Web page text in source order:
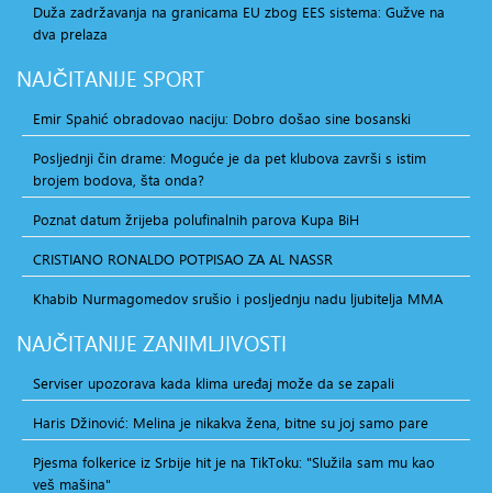
Duža zadržavanja na granicama EU zbog EES sistema: Gužve na
dva prelaza
NAJČITANIJE SPORT
Emir Spahić obradovao naciju: Dobro došao sine bosanski
Posljednji čin drame: Moguće je da pet klubova završi s istim
brojem bodova, šta onda?
Poznat datum žrijeba polufinalnih parova Kupa BiH
CRISTIANO RONALDO POTPISAO ZA AL NASSR
Khabib Nurmagomedov srušio i posljednju nadu ljubitelja MMA
NAJČITANIJE ZANIMLJIVOSTI
Serviser upozorava kada klima uređaj može da se zapali
Haris Džinović: Melina je nikakva žena, bitne su joj samo pare
Pjesma folkerice iz Srbije hit je na TikToku: "Služila sam mu kao
veš mašina"